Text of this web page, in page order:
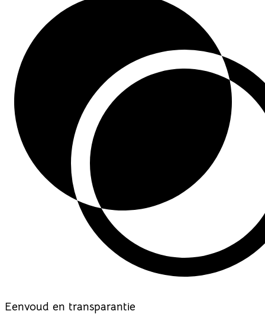
Eenvoud en transparantie